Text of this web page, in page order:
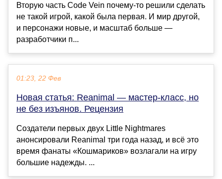
Вторую часть Code Vein почему-то решили сделать
не такой игрой, какой была первая. И мир другой,
и персонажи новые, и масштаб больше —
разработчики п...
01:23, 22 Фев
Новая статья: Reanimal — мастер-класс, но
не без изъянов. Рецензия
Создатели первых двух Little Nightmares
анонсировали Reanimal три года назад, и всё это
время фанаты «Кошмариков» возлагали на игру
большие надежды. ...